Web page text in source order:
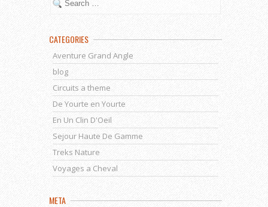
CATEGORIES
Aventure Grand Angle
blog
Circuits a theme
De Yourte en Yourte
En Un Clin D'Oeil
Sejour Haute De Gamme
Treks Nature
Voyages a Cheval
META